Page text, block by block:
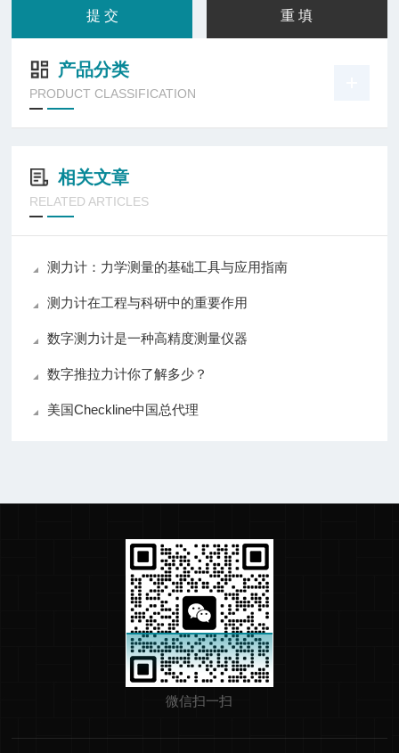
产品分类
PRODUCT CLASSIFICATION
相关文章
RELATED ARTICLES
测力计：力学测量的基础工具与应用指南
测力计在工程与科研中的重要作用
数字测力计是一种高精度测量仪器
数字推拉力计你了解多少？
美国Checkline中国总代理
微信扫一扫